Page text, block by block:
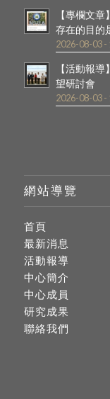
【專欄文
存在的目的
2026-08-03 -
【活動報
望研討會
2026-08-03 -
網站導覽
首頁
最新消息
活動報導
中心簡介
中心成員
研究成果
聯絡我們